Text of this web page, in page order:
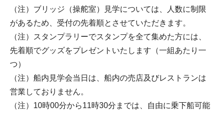
（注）ブリッジ（操舵室）見学については、人数に制限
があるため、受付の先着順とさせていただきます。
（注）スタンプラリーでスタンプを全て集めた方には、
先着順でグッズをプレゼントいたします（一組あたり一
つ）
（注）船内見学会当日は、船内の売店及びレストランは
営業しておりません。
（注）10時00分から11時30分までは、自由に乗下船可能